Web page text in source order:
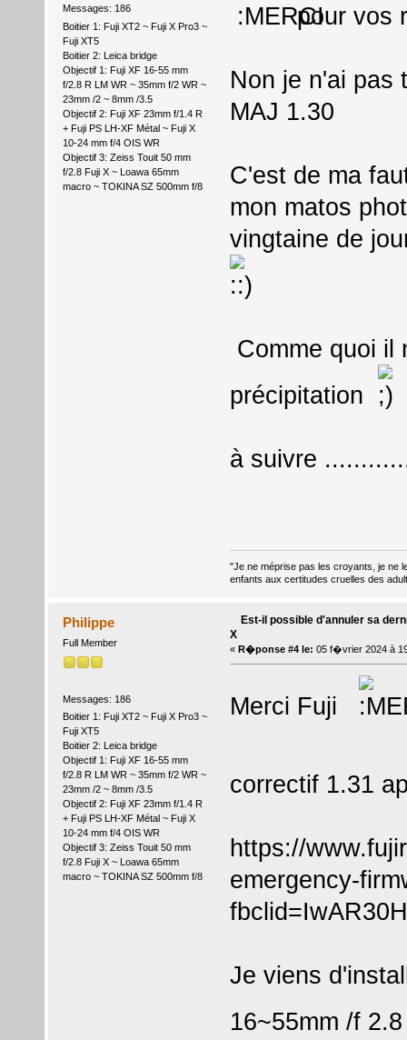
Messages: 186
Boitier 1: Fuji XT2 ~ Fuji X Pro3 ~
Fuji XT5
Boitier 2: Leica bridge
Objectif 1: Fuji XF 16-55 mm
f/2.8 R LM WR ~ 35mm f/2 WR ~
23mm /2 ~ 8mm /3.5
Objectif 2: Fuji XF 23mm f/1.4 R
+ Fuji PS LH-XF Métal ~ Fuji X
10-24 mm f/4 OIS WR
Objectif 3: Zeiss Touit 50 mm
f/2.8 Fuji X ~ Loawa 65mm
macro ~ TOKINA SZ 500mm f/8
pour vos
Non je n'ai pas
MAJ 1.30
C'est de ma
mon matos
vingtaine de
Comme quoi il
précipitation
à suivre
"Je ne méprise pas les croyants, je ne
enfants aux certitudes cruelles des
Philippe
Full Member
Messages: 186
Boitier 1: Fuji XT2 ~ Fuji X Pro3 ~
Fuji XT5
Boitier 2: Leica bridge
Objectif 1: Fuji XF 16-55 mm
f/2.8 R LM WR ~ 35mm f/2 WR ~
23mm /2 ~ 8mm /3.5
Objectif 2: Fuji XF 23mm f/1.4 R
+ Fuji PS LH-XF Métal ~ Fuji X
10-24 mm f/4 OIS WR
Objectif 3: Zeiss Touit 50 mm
f/2.8 Fuji X ~ Loawa 65mm
macro ~ TOKINA SZ 500mm f/8
Est-il possible d'annuler sa
X
« R�ponse #4 le: 05 f�vrier 2024 à
Merci Fuji
correctif 1.31
https://
emergency-
Je viens
16~55mm /f